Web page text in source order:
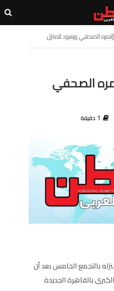
الصحفي ويعود للمنزل
الصحفي
1 دقيقة
بالتجمع الخامس بعد أن
بالقاهرة الجديدة